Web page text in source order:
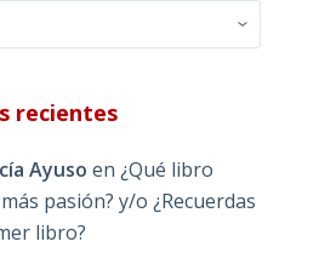
recientes
Ayuso en ¿Qué libro
pasión? y/o ¿Recuerdas
libro?